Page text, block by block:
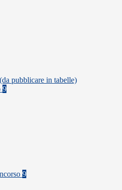
pubblicare in tabelle)
9
9